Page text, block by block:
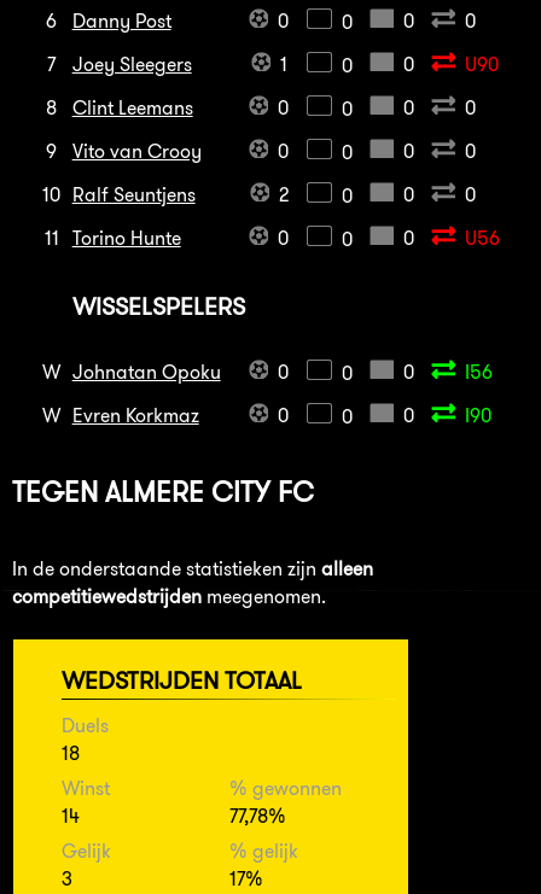
6
Danny Post 0 0 0
0
7
Joey Sleegers 1 0 0
U90
8
Clint Leemans 0 0 0
0
9
Vito van Crooy 0 0 0
0
10 Ralf Seuntjens 2 0 0
0
11
Torino Hunte 0 0 0 U56
WISSELSPELERS
W Johnatan Opoku 0 0 0
I56
W Evren Korkmaz 0 0 0 I90
TEGEN ALMERE CITY FC
In de onderstaande statistieken zijn alleen
competitiewedstrijden meegenomen.
WEDSTRIJDEN TOTAAL
Duels
18
Winst
14
% gewonnen
77,78%
Gelijk
3
% gelijk
17%